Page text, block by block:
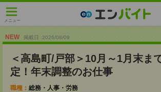
メニュー
NEW 掲載日 :2026/08/09
＜高島町/戸部＞10月～1月末ま
定！年末調整のお仕事
職種： 総務・人事・労務